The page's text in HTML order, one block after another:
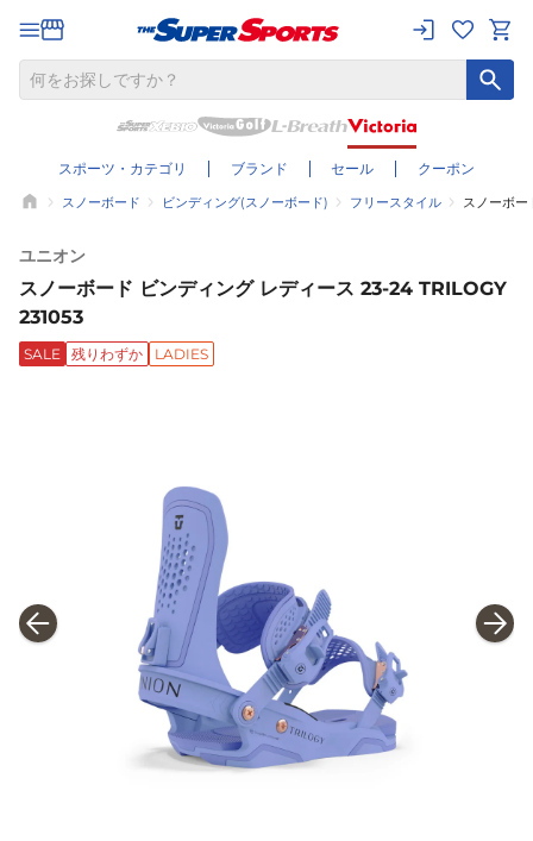
スポーツ・カテゴリ ブランド セール クーポン
スノーボード ビンディング(スノーボード) フリースタイル スノーボー
ユニオン
スノーボード ビンディング レディース 23-24 TRILOGY
231053
SALE 残りわずか LADIES